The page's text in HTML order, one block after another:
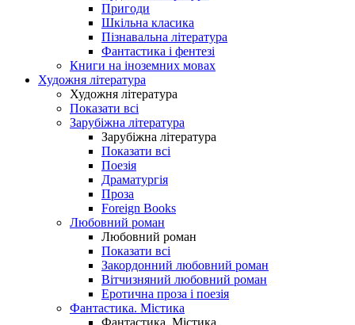
Пригоди
Шкільна класика
Пізнавальна література
Фантастика і фентезі
Книги на іноземних мовах
Художня література
Художня література
Показати всі
Зарубіжна література
Зарубіжна література
Показати всі
Поезія
Драматургія
Проза
Foreign Books
Любовний роман
Любовний роман
Показати всі
Закордонний любовний роман
Вітчизняний любовний роман
Еротична проза і поезія
Фантастика. Містика
Фантастика. Містика